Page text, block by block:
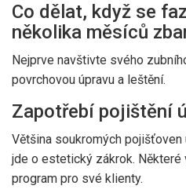
Co dělat, když se
několika měsíců
Nejprve navštivte svého
povrchovou úpravu a leštění.
Zapotřebí pojištění
Většina soukromých pojišťoven
jde o estetický zákrok.
program pro své klienty.